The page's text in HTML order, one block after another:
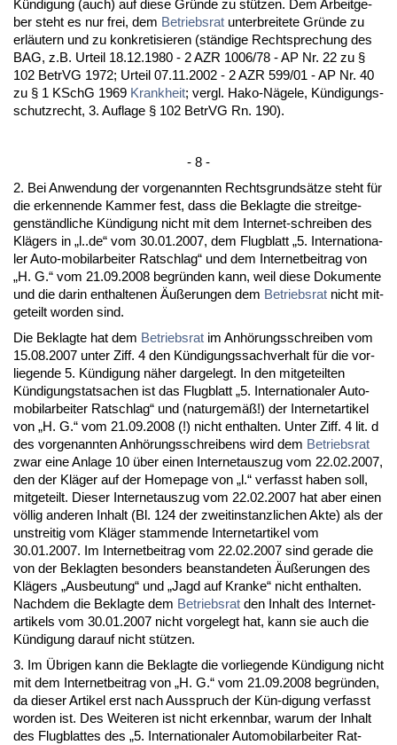
Kündi­gung (auch) auf die­se Gründe zu stützen. Dem Ar­beit­ge­
ber steht es nur frei, dem Be­triebs­rat un­ter­brei­te­te Gründe zu
erläutern und zu kon­kre­ti­sie­ren (ständi­ge Recht­spre­chung des
BAG, z.B. Ur­teil 18.12.1980 - 2 AZR 1006/78 - AP Nr. 22 zu §
102 Be­trVG 1972; Ur­teil 07.11.2002 - 2 AZR 599/01 - AP Nr. 40
zu § 1 KSchG 1969 Krank­heit; vergl. Ha­ko-Näge­le, Kündi­gungs­
schutz­recht, 3. Auf­la­ge § 102 Be­trVG Rn. 190).
- 8 -
2. Bei An­wen­dung der vor­ge­nann­ten Rechts­grundsätze steht für
die er­ken­nen­de Kam­mer fest, dass die Be­klag­te die streit­ge­
genständ­li­che Kündi­gung nicht mit dem In­ter­net-schrei­ben des
Klägers in „l..de“ vom 30.01.2007, dem Flug­blatt „5. In­ter­na­tio­na­
ler Au­to-mo­bi­lar­bei­ter Rat­schlag“ und dem In­ter­net­bei­trag von
„H. G.“ vom 21.09.2008 be­gründen kann, weil die­se Do­ku­men­te
und die dar­in ent­hal­te­nen Äußerun­gen dem Be­triebs­rat nicht mit­
ge­teilt wor­den sind.
Die Be­klag­te hat dem Be­triebs­rat im Anhörungs­schrei­ben vom
15.08.2007 un­ter Ziff. 4 den Kündi­gungs­sach­ver­halt für die vor­
lie­gen­de 5. Kündi­gung näher dar­ge­legt. In den mit­ge­teil­ten
Kündi­gungs­tat­sa­chen ist das Flug­blatt „5. In­ter­na­tio­na­ler Au­to­
mo­bi­lar­bei­ter Rat­schlag“ und (na­tur­gemäß!) der In­ter­net­ar­ti­kel
von „H. G.“ vom 21.09.2008 (!) nicht ent­hal­ten. Un­ter Ziff. 4 lit. d
des vor­ge­nann­ten Anhörungs­schrei­bens wird dem Be­triebs­rat
zwar ei­ne An­la­ge 10 über ei­nen In­ter­net­aus­zug vom 22.02.2007,
den der Kläger auf der Home­page von „l.“ ver­fasst ha­ben soll,
mit­ge­teilt. Die­ser In­ter­net­aus­zug vom 22.02.2007 hat aber ei­nen
völlig an­de­ren In­halt (Bl. 124 der zweit­in­stanz­li­chen Ak­te) als der
un­strei­tig vom Kläger stam­men­de In­ter­net­ar­ti­kel vom
30.01.2007. Im In­ter­net­bei­trag vom 22.02.2007 sind ge­ra­de die
von der Be­klag­ten be­son­ders be­an­stan­de­ten Äußerun­gen des
Klägers „Aus­beu­tung“ und „Jagd auf Kran­ke“ nicht ent­hal­ten.
Nach­dem die Be­klag­te dem Be­triebs­rat den In­halt des In­ter­net­
ar­ti­kels vom 30.01.2007 nicht vor­ge­legt hat, kann sie auch die
Kündi­gung dar­auf nicht stützen.
3. Im Übri­gen kann die Be­klag­te die vor­lie­gen­de Kündi­gung nicht
mit dem In­ter­net­bei­trag von „H. G.“ vom 21.09.2008 be­gründen,
da die­ser Ar­ti­kel erst nach Aus­spruch der Kün-di­gung ver­fasst
wor­den ist. Des Wei­te­ren ist nicht er­kenn­bar, war­um der In­halt
des Flug­blat­tes des „5. In­ter­na­tio­na­ler Au­to­mo­bi­lar­bei­ter Rat­